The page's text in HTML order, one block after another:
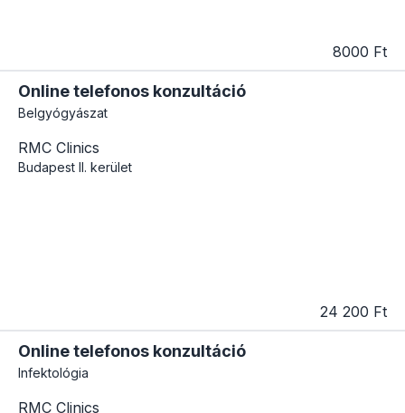
8000 Ft
Online telefonos konzultáció
Belgyógyászat
RMC Clinics
Budapest II. kerület
24 200 Ft
Online telefonos konzultáció
Infektológia
RMC Clinics